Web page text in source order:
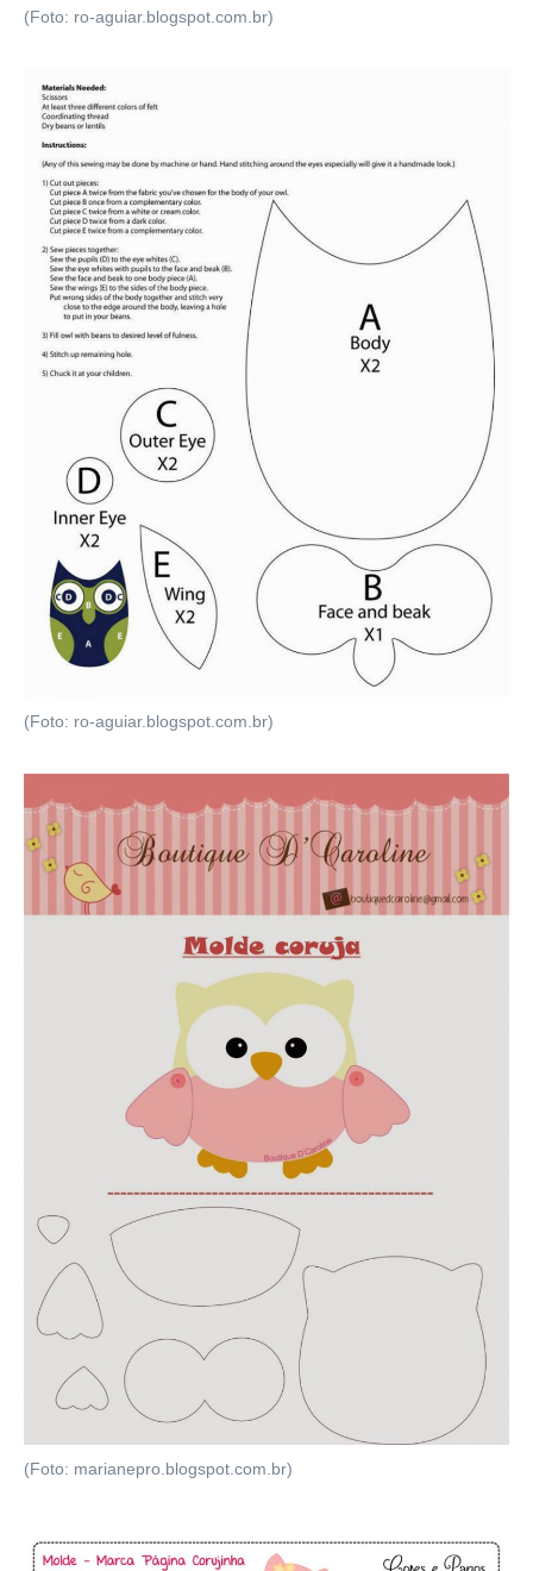
(Foto: ro-aguiar.blogspot.com.br)
(Foto: ro-aguiar.blogspot.com.br)
(Foto: marianepro.blogspot.com.br)